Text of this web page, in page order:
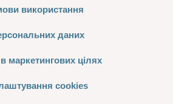
використання
даних
маркетингових цілях
cookies